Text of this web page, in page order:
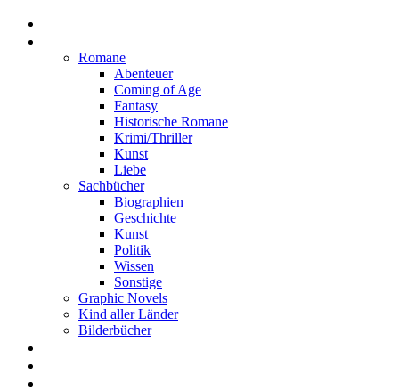
Romane
Abenteuer
Coming of Age
Fantasy
Historische Romane
Krimi/Thriller
Kunst
Liebe
Sachbücher
Biographien
Geschichte
Kunst
Politik
Wissen
Sonstige
Graphic Novels
Kind aller Länder
Bilderbücher